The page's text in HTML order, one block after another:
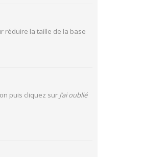
réduire la taille de la base
puis cliquez sur J’ai oublié